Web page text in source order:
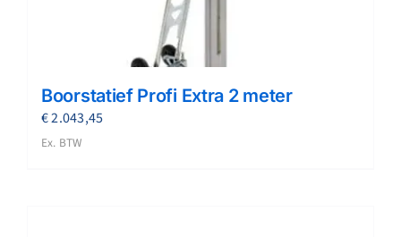
Boorstatief Profi Extra 2 meter
€2.043,45
Ex. BTW